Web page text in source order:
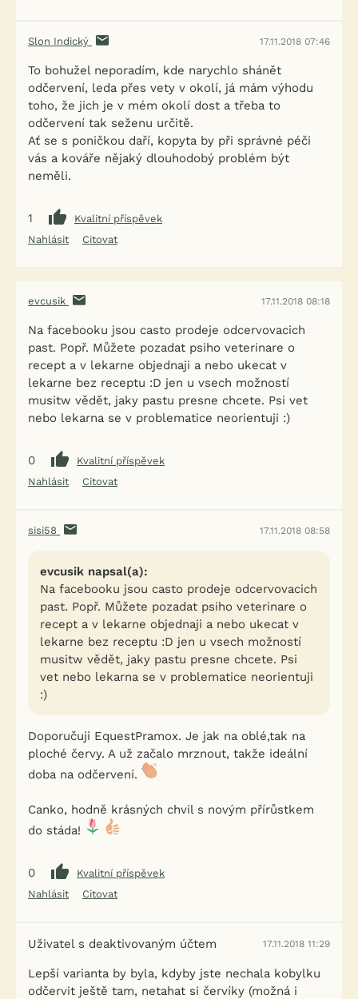
Slon Indický 17.11.2018 07:46
To bohužel neporadím, kde narychlo shánět
odčervení, leda přes vety v okolí, já mám výhodu
toho, že jich je v mém okolí dost a třeba to
odčervení tak seženu určitě.
Ať se s poničkou daří, kopyta by při správné péči
vás a kováře nějaký dlouhodobý problém být
neměli.
1
Kvalitní příspěvek
Nahlásit
Citovat
evcusik 17.11.2018 08:18
Na facebooku jsou casto prodeje odcervovacich
past. Popř. Můžete pozadat psiho veterinare o
recept a v lekarne objednaji a nebo ukecat v
lekarne bez receptu :D jen u vsech možností
musitw vědět, jaky pastu presne chcete. Psi vet
nebo lekarna se v problematice neorientuji :)
0
Kvalitní příspěvek
Nahlásit
Citovat
sisi58 17.11.2018 08:58
evcusik napsal(a):
Na facebooku jsou casto prodeje odcervovacich
past. Popř. Můžete pozadat psiho veterinare o
recept a v lekarne objednaji a nebo ukecat v
lekarne bez receptu :D jen u vsech možností
musitw vědět, jaky pastu presne chcete. Psi
vet nebo lekarna se v problematice neorientuji
:)
Doporučuji EquestPramox. Je jak na oblé,tak na
ploché červy. A už začalo mrznout, takže ideální
doba na odčervení.
Canko, hodně krásných chvil s novým přírůstkem
do stáda!
0
Kvalitní příspěvek
Nahlásit
Citovat
Uživatel s deaktivovaným účtem 17.11.2018 11:29
Lepší varianta by byla, kdyby jste nechala kobylku
odčervit ještě tam, netahat si červíky (možná i